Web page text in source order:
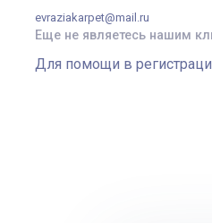
evraziakarpet@mail.ru
Еще не являетесь нашим
Для помощи в